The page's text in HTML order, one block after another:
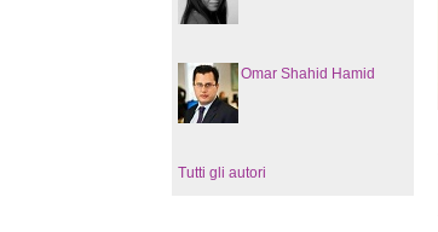
Omar Shahid Hamid
Tutti gli autori